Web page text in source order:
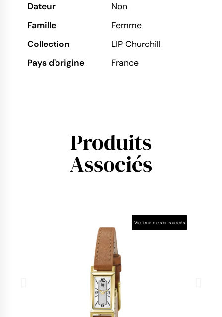
Dateur
Non
Famille
Femme
Collection
LIP Churchill
Pays d'origine
France
Produits
Associés
Victime de son succès